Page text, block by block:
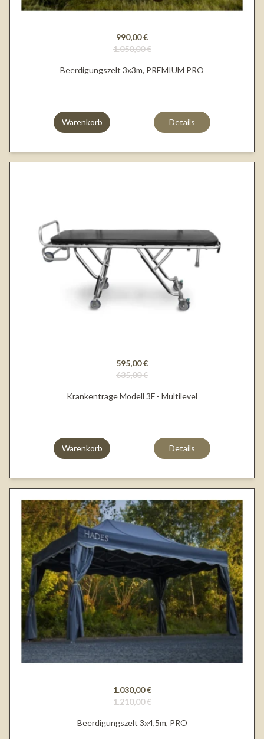
990,00 €
1.050,00 €
Beerdigungszelt 3x3m, PREMIUM PRO
Warenkorb Details
595,00 €
635,00 €
Krankentrage Modell 3F - Multilevel
Warenkorb Details
1.030,00 €
1.210,00 €
Beerdigungszelt 3x4,5m, PRO